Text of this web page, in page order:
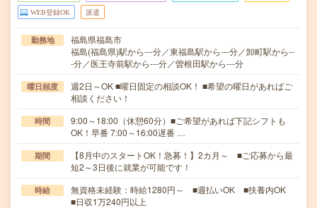
WEB登録OK 派遣
勤務地
福島県福島市
福島(福島県)駅から---分／東福島駅から---分／卸町駅から--
-分／医王寺前駅から---分／曽根田駅から---分
曜日頻度
週2日～OK ■曜日固定の相談OK！ ■希望の曜日があればご
相談ください！
時間
9:00～18:00（休憩60分）■ご希望があれば下記シフトも
OK！早番 7:00～16:00遅番 …
期間
【8月中のスタートOK！急募！】2カ月～ ■ご応募から最
短2～3日後に就業が可能です！
時給
無資格未経験：時給1280円～ ■週払いOK ■扶養内OK
■日収1万240円以上